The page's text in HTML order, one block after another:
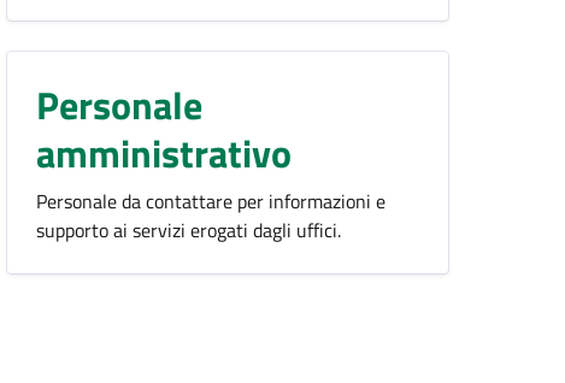
Personale
amministrativo
Personale da contattare per informazioni e
supporto ai servizi erogati dagli uffici.